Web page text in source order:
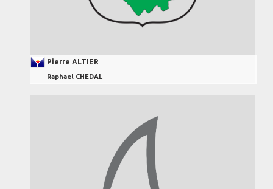
Pierre ALTIER
Raphael CHEDAL